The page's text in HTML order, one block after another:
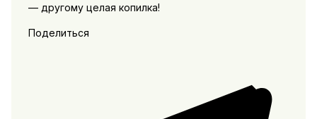
— другому целая копилка!
Поделиться